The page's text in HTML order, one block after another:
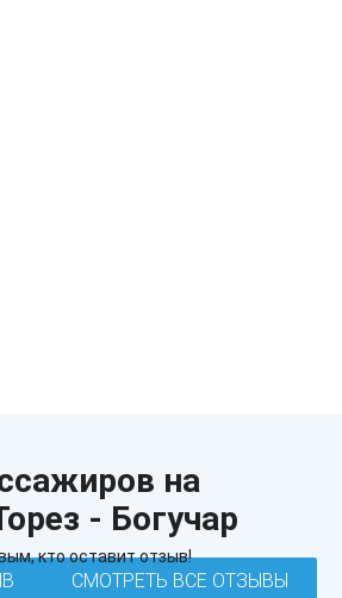
на
- Богучар
кто оставит отзыв!
СМОТРЕТЬ ВСЕ ОТЗЫВЫ